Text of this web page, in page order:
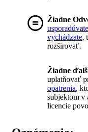
Žiadne
vychádzate,
rozširovať.
Žiadne
uplatňovať
opatrenia,
subjektom v
licencie